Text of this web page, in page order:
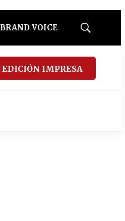
BRAND VOICE
Mostrar
EDICIÓN IMPRESA